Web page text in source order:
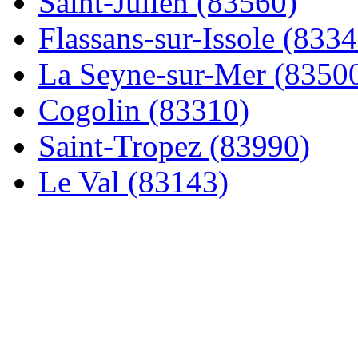
Flassans-sur-Issole
La Seyne-sur-Mer
Cogolin (83310)
Saint-Tropez (83990)
Le Val (83143)